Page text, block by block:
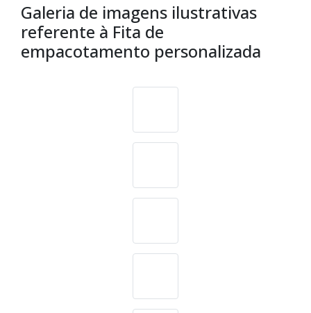
Galeria de imagens ilustrativas
referente à Fita de
empacotamento personalizada